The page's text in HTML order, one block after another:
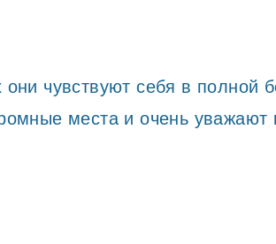
чувствуют себя в
места и очень